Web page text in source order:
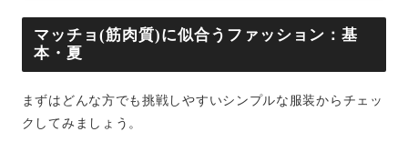
マッチョ(筋肉質)に似合うファッション：基
本・夏
まずはどんな方でも挑戦しやすいシンプルな服装からチェッ
クしてみましょう。